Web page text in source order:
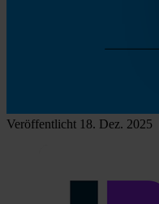
Veröffentlicht 18. Dez. 2025